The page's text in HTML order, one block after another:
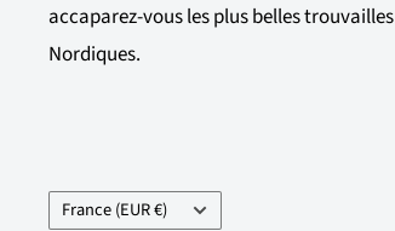
accaparez-vous les plus belles trouvailles
Nordiques.
Pays/région
France (EUR €)